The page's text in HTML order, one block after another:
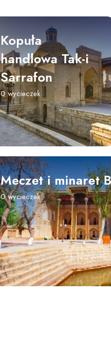
Kopuła
handlowa Tak-i
Sarrafon
0 wycieczek
Meczet i minaret
0 wycieczek